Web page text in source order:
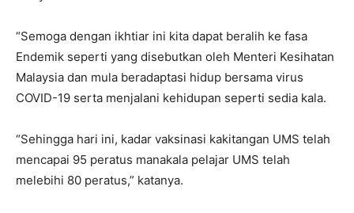
“Semoga dengan ikhtiar ini kita dapat beralih ke fasa
Endemik seperti yang disebutkan oleh Menteri Kesihatan
Malaysia dan mula beradaptasi hidup bersama virus
COVID-19 serta menjalani kehidupan seperti sedia kala.
“Sehingga hari ini, kadar vaksinasi kakitangan UMS telah
mencapai 95 peratus manakala pelajar UMS telah
melebihi 80 peratus,” katanya.